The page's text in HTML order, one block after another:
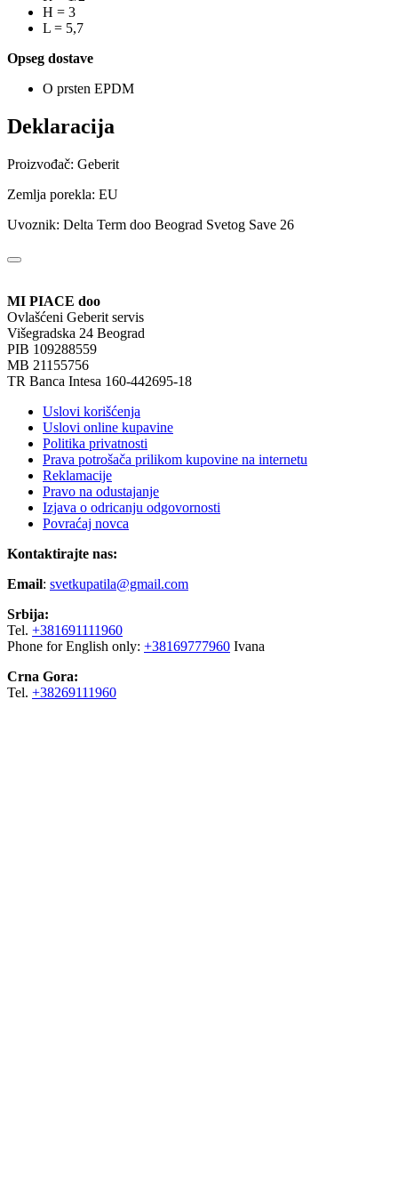
H = 3
L = 5,7
Opseg dostave
O prsten EPDM
Deklaracija
Proizvođač: Geberit
Zemlja porekla: EU
Uvoznik: Delta Term doo Beograd Svetog Save 26
MI PIACE doo
Ovlašćeni Geberit servis
Višegradska 24 Beograd
PIB 109288559
MB 21155756
TR Banca Intesa 160-442695-18
Uslovi korišćenja
Uslovi online kupavine
Politika privatnosti
Prava potrošača prilikom kupovine na internetu
Reklamacije
Pravo na odustajanje
Izjava o odricanju odgovornosti
Povraćaj novca
Kontaktirajte nas:
Email: svetkupatila@gmail.com
Srbija:
Tel. +381691111960
Phone for English only: +38169777960 Ivana
Crna Gora:
Tel. +38269111960